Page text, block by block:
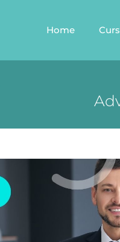
Home